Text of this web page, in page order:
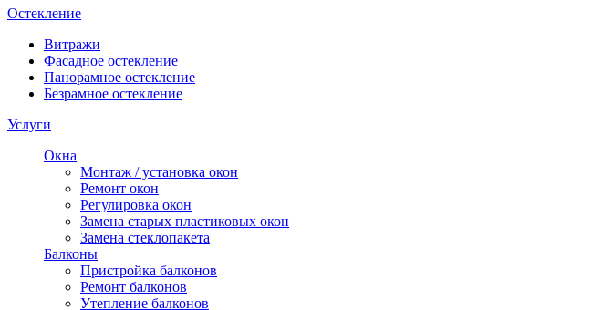
Остекление
Витражи
Фасадное остекление
Панорамное остекление
Безрамное остекление
Услуги
Окна
Монтаж / установка окон
Ремонт окон
Регулировка окон
Замена старых пластиковых окон
Замена стеклопакета
Балконы
Пристройка балконов
Ремонт балконов
Утепление балконов